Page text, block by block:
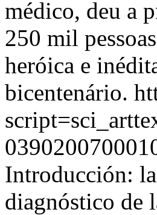
médico, deu a
250 mil
heróica e
bicentenário.
Introducción:
diagnóstico de